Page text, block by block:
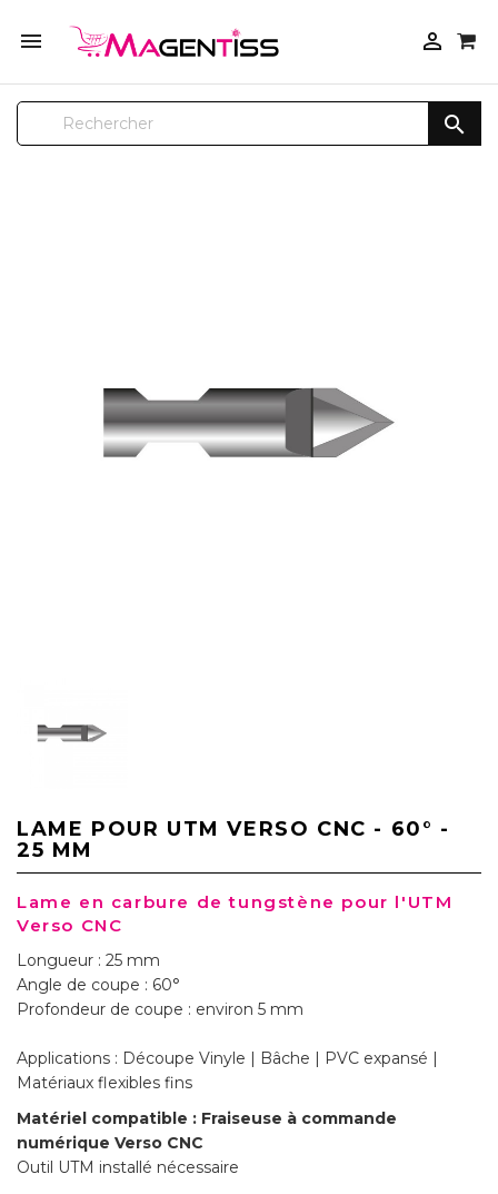
 

LAME POUR UTM VERSO CNC - 60° -
25 MM
Lame en carbure de tungstène pour l'UTM
Verso CNC
Longueur : 25 mm
Angle de coupe : 60°
Profondeur de coupe : environ 5 mm
Applications : Découpe Vinyle | Bâche | PVC expansé |
Matériaux flexibles fins
Matériel compatible : Fraiseuse à commande
numérique Verso CNC
Outil UTM installé nécessaire